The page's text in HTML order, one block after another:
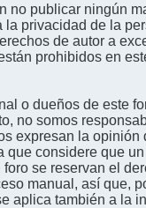
no publicar ningún
privacidad de la
de autor a
prohibidos en
o dueños de este
no somos
expresan la
considere que
se reservan el
manual, así que,
aplica también a la